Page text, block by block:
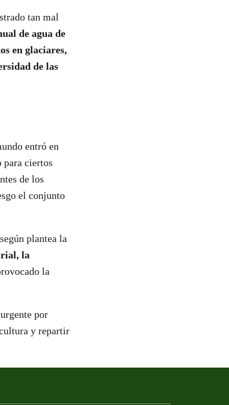
tan mal
de agua de
en glaciares,
de las
entró en
para ciertos
de los
el conjunto
plantea la
la
la
por
y repartir